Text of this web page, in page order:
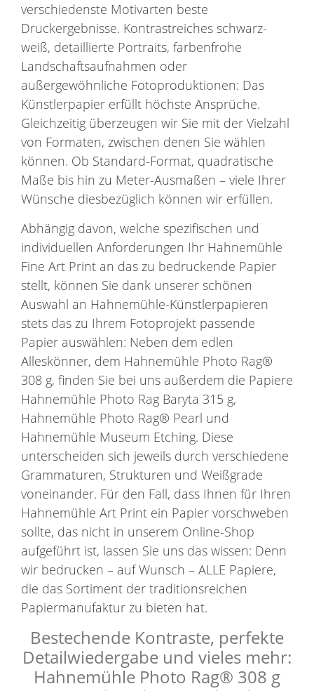
verschiedenste Motivarten beste
Druckergebnisse. Kontrastreiches schwarz-
weiß, detaillierte Portraits, farbenfrohe
Landschaftsaufnahmen oder
außergewöhnliche Fotoproduktionen: Das
Künstlerpapier erfüllt höchste Ansprüche.
Gleichzeitig überzeugen wir Sie mit der Vielzahl
von Formaten, zwischen denen Sie wählen
können. Ob Standard-Format, quadratische
Maße bis hin zu Meter-Ausmaßen – viele Ihrer
Wünsche diesbezüglich können wir erfüllen.
Abhängig davon, welche spezifischen und
individuellen Anforderungen Ihr Hahnemühle
Fine Art Print an das zu bedruckende Papier
stellt, können Sie dank unserer schönen
Auswahl an Hahnemühle-Künstlerpapieren
stets das zu Ihrem Fotoprojekt passende
Papier auswählen: Neben dem edlen
Alleskönner, dem Hahnemühle Photo Rag®
308 g, finden Sie bei uns außerdem die Papiere
Hahnemühle Photo Rag Baryta 315 g,
Hahnemühle Photo Rag® Pearl und
Hahnemühle Museum Etching. Diese
unterscheiden sich jeweils durch verschiedene
Grammaturen, Strukturen und Weißgrade
voneinander. Für den Fall, dass Ihnen für Ihren
Hahnemühle Art Print ein Papier vorschweben
sollte, das nicht in unserem Online-Shop
aufgeführt ist, lassen Sie uns das wissen: Denn
wir bedrucken – auf Wunsch – ALLE Papiere,
die das Sortiment der traditionsreichen
Papiermanufaktur zu bieten hat.
Bestechende Kontraste, perfekte
Detailwiedergabe und vieles mehr:
Hahnemühle Photo Rag® 308 g